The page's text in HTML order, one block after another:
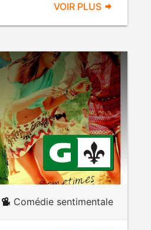
VOIR PLUS
Comédie sentimentale